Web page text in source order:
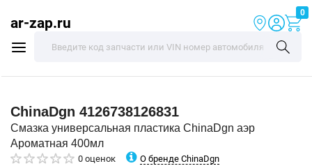
ar-zap.ru
0
ChinaDgn 4126738126831
Смазка универсальная пластика ChinaDgn аэр
Ароматная 400мл
0 оценок О бренде ChinaDgn